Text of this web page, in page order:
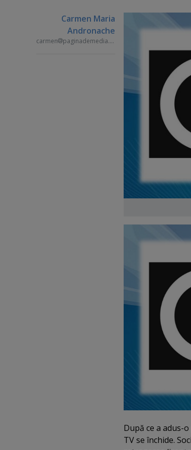
Carmen Maria
Andronache
carmen paginademedia.ro
După ce a adus-
TV se închide.